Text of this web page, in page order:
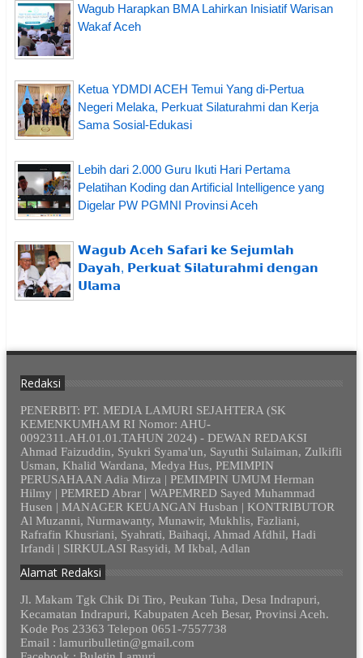
Wagub Harapkan BMA Lahirkan Inisiatif Warisan
Wakaf Aceh
Ketua YDMDI ACEH Temui Yang di-Pertua
Negeri Melaka, Perkuat Silaturahmi dan Kerja
Sama Sosial-Edukasi
Lebih dari 2.000 Guru Ikuti Hari Pertama
Pelatihan Koding dan Artificial Intelligence yang
Digelar PW PGMNI Provinsi Aceh
𝗪𝗮𝗴𝘂𝗯 𝗔𝗰𝗲𝗵 𝗦𝗮𝗳𝗮𝗿𝗶 𝗸𝗲 𝗦𝗲𝗷𝘂𝗺𝗹𝗮𝗵
𝗗𝗮𝘆𝗮𝗵, 𝗣𝗲𝗿𝗸𝘂𝗮𝘁 𝗦𝗶𝗹𝗮𝘁𝘂𝗿𝗮𝗵𝗺𝗶 𝗱𝗲𝗻𝗴𝗮𝗻
𝗨𝗹𝗮𝗺𝗮
Redaksi
PENERBIT: PT. MEDIA LAMURI SEJAHTERA (SK
KEMENKUMHAM RI Nomor: AHU-
0092311.AH.01.01.TAHUN 2024) - DEWAN REDAKSI
Ahmad Faizuddin, Syukri Syama'un, Sayuthi Sulaiman, Zulkifli
Usman, Khalid Wardana, Medya Hus, PEMIMPIN
PERUSAHAAN Adia Mirza | PEMIMPIN UMUM Herman
Hilmy | PEMRED Abrar | WAPEMRED Sayed Muhammad
Husen | MANAGER KEUANGAN Husban | KONTRIBUTOR
Al Muzanni, Nurmawanty, Munawir, Mukhlis, Fazliani,
Rafrafin Khusriani, Syahrati, Baihaqi, Ahmad Afdhil, Hadi
Irfandi | SIRKULASI Rasyidi, M Ikbal, Adlan
Alamat Redaksi
Jl. Makam Tgk Chik Di Tiro, Peukan Tuha, Desa Indrapuri,
Kecamatan Indrapuri, Kabupaten Aceh Besar, Provinsi Aceh.
Kode Pos 23363 Telepon 0651-7557738
Email : lamuribulletin@gmail.com